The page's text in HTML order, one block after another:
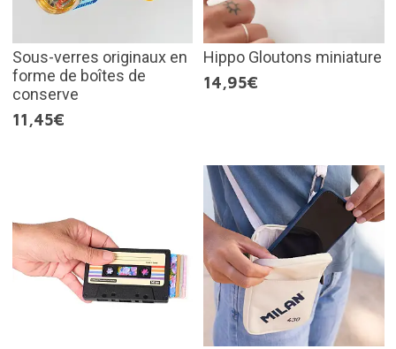
Sous-verres originaux en
forme de boîtes de
conserve
11,45€
Hippo Gloutons miniature
14,95€